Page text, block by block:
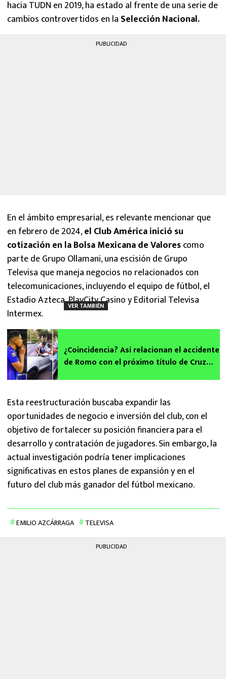
hacia TUDN en 2019, ha estado al frente de una serie de
cambios controvertidos en la Selección Nacional.
PUBLICIDAD
En el ámbito empresarial, es relevante mencionar que
en febrero de 2024,el Club América inició su
cotización en la Bolsa Mexicana de Valorescomo
parte de Grupo Ollamani, una escisión de Grupo
Televisa que maneja negocios no relacionados con
telecomunicaciones, incluyendo el equipo de fútbol, el
Estadio Azteca, PlayCity Casino y Editorial Televisa
Intermex.
VER TAMBIÉN
¿Coincidencia? Así relacionan el accidente
de Romo con el próximo título de Cruz
Esta reestructuración buscaba expandir las
oportunidades de negocio e inversión del club, con el
objetivo de fortalecer su posición financiera para el
desarrollo y contratación de jugadores. Sin embargo, la
actual investigación podría tener implicaciones
significativas en estos planes de expansión y en el
futuro del club más ganador del fútbol mexicano.
EMILIO AZCÁRRAGA TELEVISA
PUBLICIDAD